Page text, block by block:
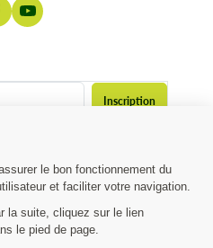
04 81 120 120